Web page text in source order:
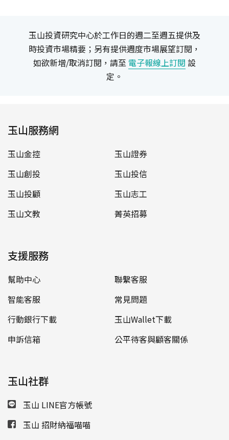
玉山投資研究中心於工作日的週二至週五提供及
時投資市場精要；另有提供週度市場展望訂閱，
如欲新增/取消訂閱，請至 電子報線上訂閱 設
定。
玉山服務網
玉山金控
玉山證券
玉山創投
玉山投信
玉山投顧
玉山志工
玉山文教
菁英招募
支援服務
幫助中心
聯繫客服
智能客服
常見問題
行動銀行下載
玉山Wallet下載
申訴信箱
公平待客與顧客關係
玉山社群
玉山 LINE官方帳號
玉山 招財納福喵喵